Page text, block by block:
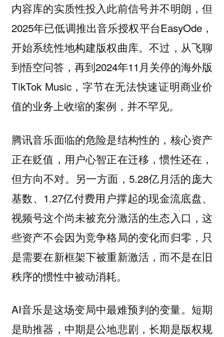
内容库的实质性投入此前信号并不明朗，但
2025年已低调推出音乐授权平台EasyOde，
开始系统性地构建版权曲库。不过，从飞聊
到悟空问答，再到2024年11月关停的海外版
TikTok Music，字节在无法快速证明商业价
值的业务上收缩的案例，并不罕见。
腾讯音乐面临的危险是结构性的，核心资产
正在贬值，用户心智正在迁移，惯性还在，
但方向不对。另一方面，5.28亿月活的庞大
基数、1.27亿付费用户撑起的现金流底盘、
视频号这个尚未被充分激活的生态入口，这
些资产不会因为竞争格局的变化而归零，只
是需要在新框架下被重新激活，而不是在旧
秩序的惯性中被动消耗。
AI音乐是这场变局中最难预判的变量。短期
是助推器，中期是公地悲剧，长期是版权规